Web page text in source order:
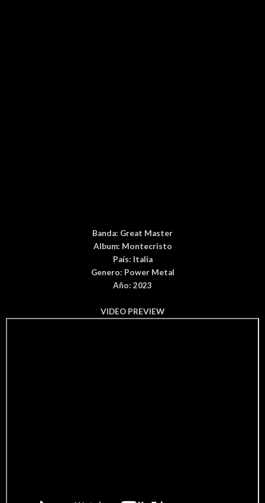
Banda: Great Master
Album: Montecristo
País: Italia
Genero: Power Metal
Año: 2023
VIDEO PREVIEW